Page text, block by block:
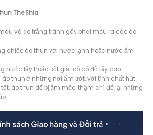
The Shia
và áo trắng tránh gây phai màu ra các áo
chiếc áo thun với nước lạnh hoặc nước ấm
nước tẩy hoặc bột giặt có có độ tẩy cao
áo thun ở những nơi ẩm ướt, với tính chất hút
áo thun dễ bị ẩm mốc, thậm chí để lại những